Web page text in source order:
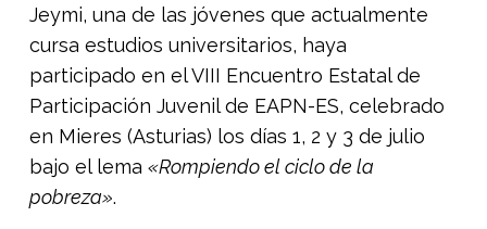
Jeymi, una de las jóvenes que actualmente
cursa estudios universitarios, haya
participado en el VIII Encuentro Estatal de
Participación Juvenil de EAPN-ES, celebrado
en Mieres (Asturias) los días 1, 2 y 3 de julio
bajo el lema «Rompiendo el ciclo de la
pobreza».